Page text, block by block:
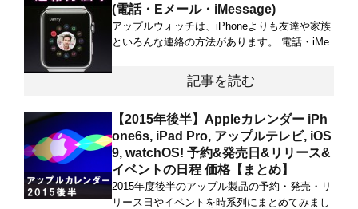
(電話・Eメール・iMessage)
アップルウォッチは、iPhoneよりも友達や家族
といろんな連絡の方法があります。 電話・iMe
記事を読む
【2015年後半】Appleカレンダー iPh
one6s, iPad Pro, アップルテレビ, iOS
9, watchOS! 予約&発売日&リリース&
イベントの日程 価格【まとめ】
2015年度後半のアップル製品の予約・発売・リ
リース日やイベントを時系列にまとめてみまし